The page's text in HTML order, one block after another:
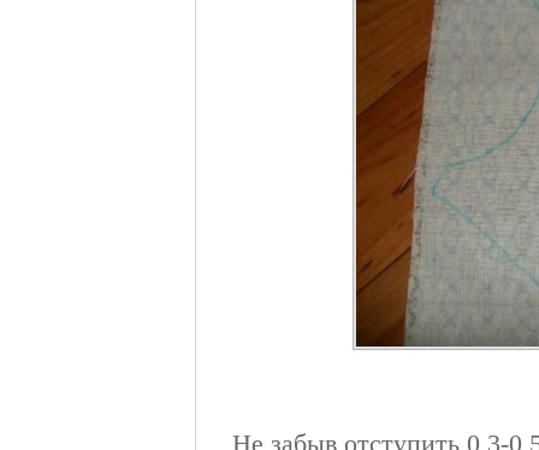
Не забыв отступить 0,3-